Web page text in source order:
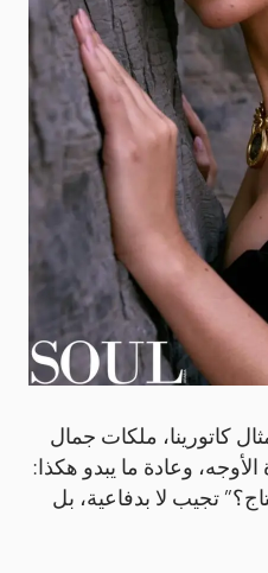
كاتورينا، ملكات جمال
وعادة ما يبدو هكذا:
تجيب لا بدفاعية، بل